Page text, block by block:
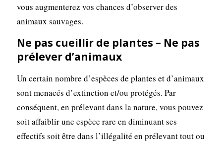
vous augmenterez vos chances d’observer des
animaux sauvages.
Ne pas cueillir de plantes – Ne pas
prélever d’animaux
Un certain nombre d’espèces de plantes et d’animaux
sont menacés d’extinction et/ou protégés. Par
conséquent, en prélevant dans la nature, vous pouvez
soit affaiblir une espèce rare en diminuant ses
effectifs soit être dans l’illégalité en prélevant tout ou